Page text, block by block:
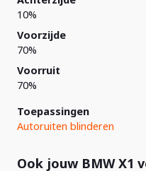
10%
Voorzijde
70%
Voorruit
70%
Toepassingen
Autoruiten blinderen
Ook jouw BMW X1